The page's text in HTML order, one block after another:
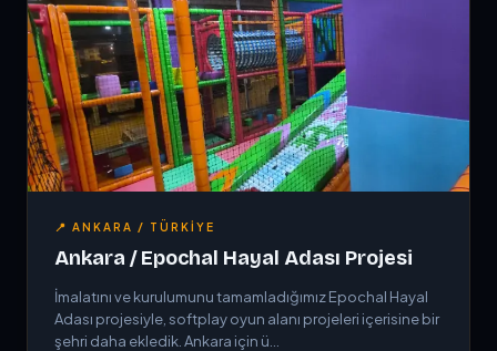
📍 ANKARA / TÜRKIYE
Ankara / Epochal Hayal Adası Projesi
İmalatını ve kurulumunu tamamladığımız Epochal Hayal
Adası projesiyle, softplay oyun alanı projeleri içerisine bir
şehri daha ekledik. Ankara için ü...